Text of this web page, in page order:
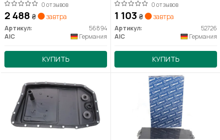
0 отзывов
2 488 ₴ завтра
Артикул:
56894
AIC
Германия
КУПИТЬ
0 отзывов
1 103 ₴ завтра
Артикул:
52726
AIC
Германия
КУПИТЬ